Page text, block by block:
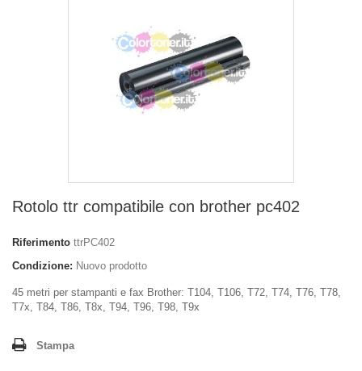
Rotolo ttr compatibile con brother pc402
Riferimento ttrPC402
Condizione: Nuovo prodotto
45 metri per stampanti e fax Brother: T104, T106, T72, T74, T76, T78,
T7x, T84, T86, T8x, T94, T96, T98, T9x
Stampa